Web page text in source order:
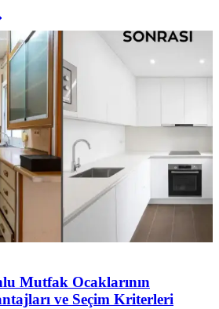
Mutfak Ocaklarının
ve Seçim Kriterleri